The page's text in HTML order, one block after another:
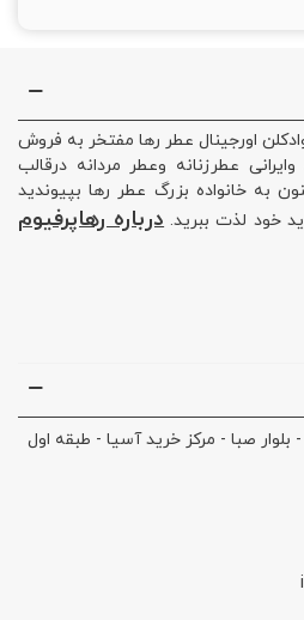
اورجینال عطر رها مفتخر به فروش
عطرزنانه وعطر مردانه درقالب
به خانواده بزرگ عطر رها بپیوندید
خود لذت ببرید. درباره رهاپرفیوم
- بلوار صبا - مرکز خرید آسیا - طبقه اول